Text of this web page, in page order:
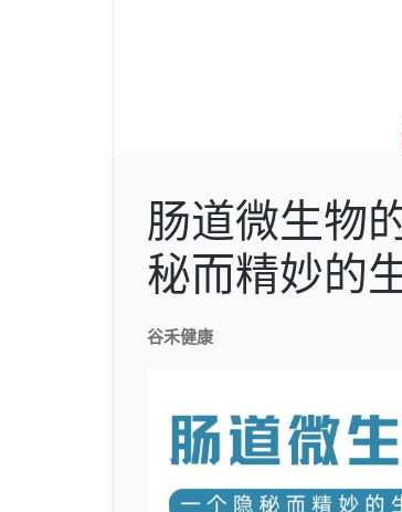
肠道微生物
秘而精妙的
谷禾健康